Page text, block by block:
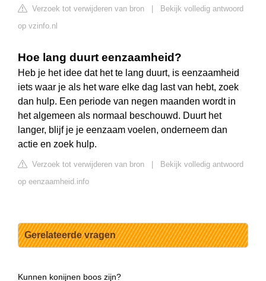
Verzoek tot verwijderen van bron
Bekijk volledig antwoord
op vzinfo.nl
Hoe lang duurt eenzaamheid?
Heb je het idee dat het te lang duurt, is eenzaamheid
iets waar je als het ware elke dag last van hebt, zoek
dan hulp. Een periode van negen maanden wordt in
het algemeen als normaal beschouwd. Duurt het
langer, blijf je je eenzaam voelen, onderneem dan
actie en zoek hulp.
Verzoek tot verwijderen van bron
Bekijk volledig antwoord
op eenzaamheid.info
Gerelateerde vragen
Kunnen konijnen boos zijn?